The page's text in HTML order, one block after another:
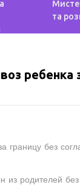
та
ребенка
границу без
из родителей